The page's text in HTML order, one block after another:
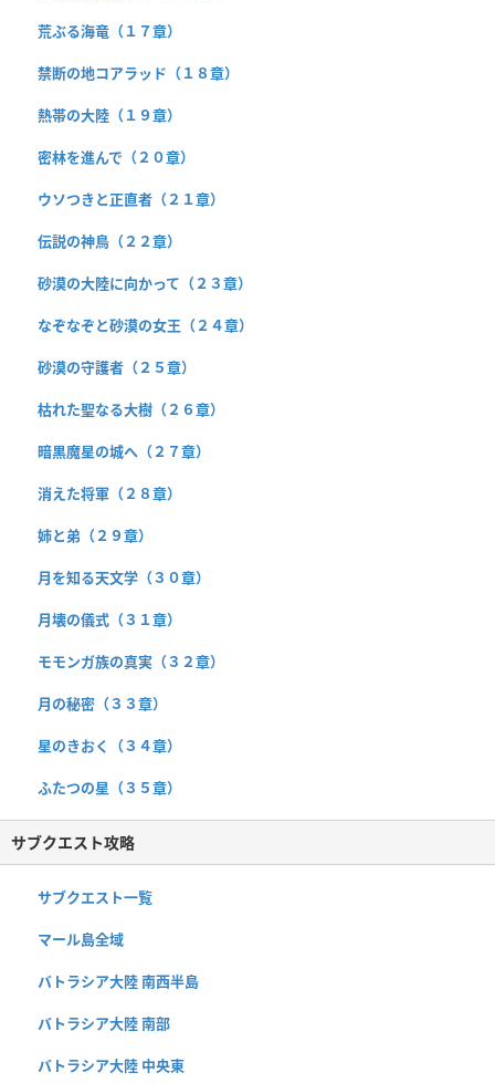
荒ぶる海竜（１７章）
禁断の地コアラッド（１８章）
熱帯の大陸（１９章）
密林を進んで（２０章）
ウソつきと正直者（２１章）
伝説の神鳥（２２章）
砂漠の大陸に向かって（２３章）
なぞなぞと砂漠の女王（２４章）
砂漠の守護者（２５章）
枯れた聖なる大樹（２６章）
暗黒魔星の城へ（２７章）
消えた将軍（２８章）
姉と弟（２９章）
月を知る天文学（３０章）
月壊の儀式（３１章）
モモンガ族の真実（３２章）
月の秘密（３３章）
星のきおく（３４章）
ふたつの星（３５章）
サブクエスト攻略
サブクエスト一覧
マール島全域
バトラシア大陸 南西半島
バトラシア大陸 南部
バトラシア大陸 中央東